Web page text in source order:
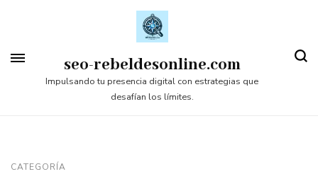
contenido
(presiona
seo-rebeldesonline.com
Impulsando tu presencia digital con estrategias que
desafían los límites.
CATEGORÍA